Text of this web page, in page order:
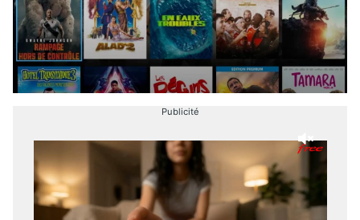
Publicité